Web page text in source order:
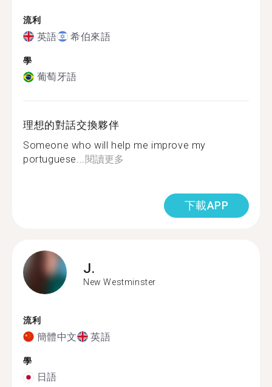
流利
英語 希伯來語
學
葡萄牙語
理想的對話交換夥伴
Someone who will help me improve my
portuguese...閱讀更多
下載APP
J.
New Westminster
流利
簡體中文 英語
學
日語